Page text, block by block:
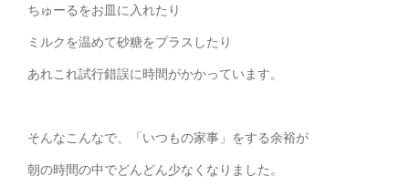
ちゅーるをお皿に入れたり
ミルクを温めて砂糖をプラスしたり
あれこれ試行錯誤に時間がかかっています。
そんなこんなで、「いつもの家事」をする余裕が
朝の時間の中でどんどん少なくなりました。